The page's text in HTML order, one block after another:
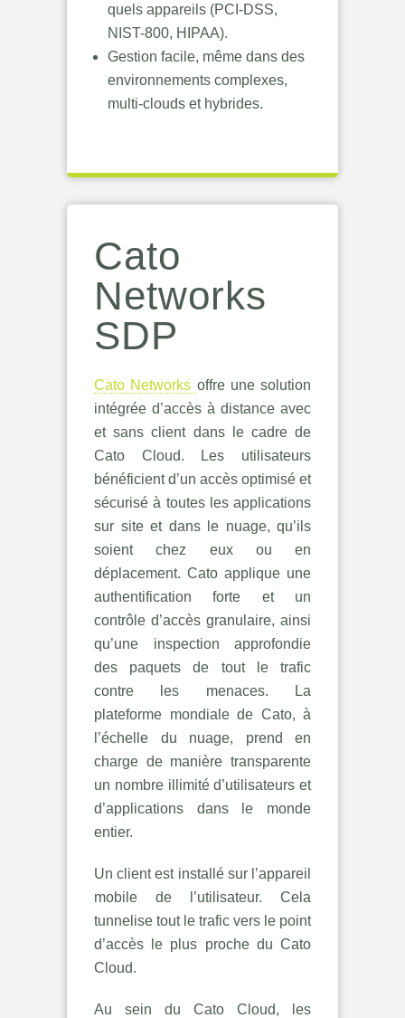
quels appareils (PCI-DSS,
NIST-800, HIPAA).
Gestion facile, même dans des
environnements complexes,
multi-clouds et hybrides.
Cato
Networks
SDP
Cato Networks offre une solution
intégrée d’accès à distance avec
et sans client dans le cadre de
Cato Cloud. Les utilisateurs
bénéficient d’un accès optimisé et
sécurisé à toutes les applications
sur site et dans le nuage, qu’ils
soient chez eux ou en
déplacement. Cato applique une
authentification forte et un
contrôle d’accès granulaire, ainsi
qu’une inspection approfondie
des paquets de tout le trafic
contre les menaces. La
plateforme mondiale de Cato, à
l’échelle du nuage, prend en
charge de manière transparente
un nombre illimité d’utilisateurs et
d’applications dans le monde
entier.
Un client est installé sur l’appareil
mobile de l’utilisateur. Cela
tunnelise tout le trafic vers le point
d’accès le plus proche du Cato
Cloud.
Au sein du Cato Cloud, les